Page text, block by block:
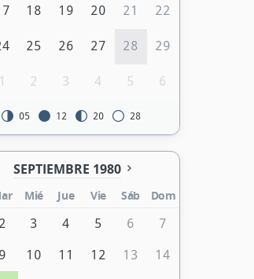
18 19 20 21 22
25 26 27 28 29
1 2 3 4 5 6
05 12 20 28
SEPTIEMBRE 1980
Mié Jue Vie Sáb
Dom
2 3 4 5 6 7
9 10 11 12 13 14